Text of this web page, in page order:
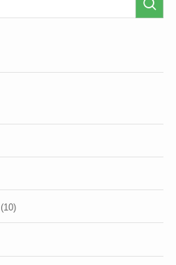
(10)